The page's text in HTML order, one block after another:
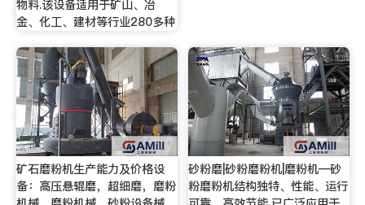
物料.该设备适用于矿山、冶
金、化工、建材等行业280多种
矿石磨粉机生产能力及价格设
备：高压悬辊磨，超细磨，磨粉
砂粉磨|砂粉磨粉机|磨粉机—砂
粉磨粉机结构独特、性能、运行